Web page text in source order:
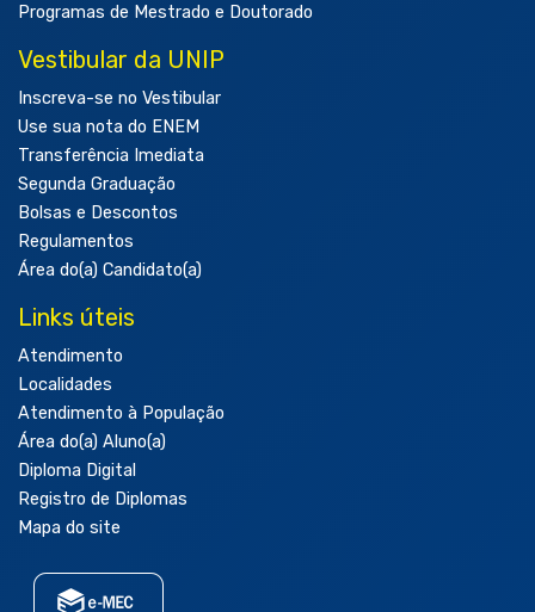
Programas de Mestrado e Doutorado
Vestibular da UNIP
Inscreva-se no Vestibular
Use sua nota do ENEM
Transferência Imediata
Segunda Graduação
Bolsas e Descontos
Regulamentos
Área do(a) Candidato(a)
Links úteis
Atendimento
Localidades
Atendimento à População
Área do(a) Aluno(a)
Diploma Digital
Registro de Diplomas
Mapa do site